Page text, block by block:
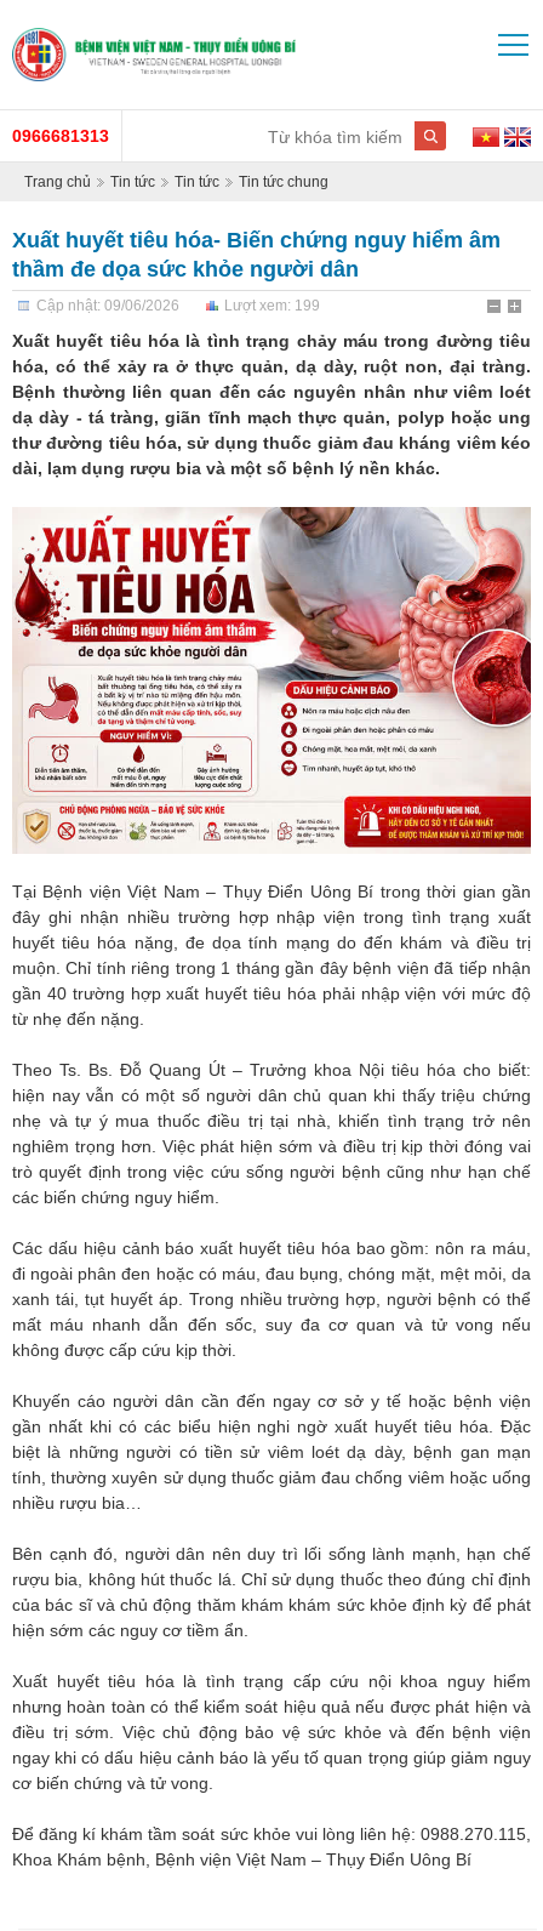
0966681313
Trang chủ Tin tức Tin tức Tin tức chung
Xuất huyết tiêu hóa- Biến chứng nguy hiểm âm
thầm đe dọa sức khỏe người dân
Cập nhật: 09/06/2026 Lượt xem: 199
Xuất huyết tiêu hóa là tình trạng chảy máu trong đường tiêu
hóa, có thể xảy ra ở thực quản, dạ dày, ruột non, đại tràng.
Bệnh thường liên quan đến các nguyên nhân như viêm loét
dạ dày - tá tràng, giãn tĩnh mạch thực quản, polyp hoặc ung
thư đường tiêu hóa, sử dụng thuốc giảm đau kháng viêm kéo
dài, lạm dụng rượu bia và một số bệnh lý nền khác.
Tại Bệnh viện Việt Nam – Thụy Điển Uông Bí trong thời gian gần
đây ghi nhận nhiều trường hợp nhập viện trong tình trạng xuất
huyết tiêu hóa nặng, đe dọa tính mạng do đến khám và điều trị
muộn. Chỉ tính riêng trong 1 tháng gần đây bệnh viện đã tiếp nhận
gần 40 trường hợp xuất huyết tiêu hóa phải nhập viện với mức độ
từ nhẹ đến nặng.
Theo Ts. Bs. Đỗ Quang Út – Trưởng khoa Nội tiêu hóa cho biết:
hiện nay vẫn có một số người dân chủ quan khi thấy triệu chứng
nhẹ và tự ý mua thuốc điều trị tại nhà, khiến tình trạng trở nên
nghiêm trọng hơn. Việc phát hiện sớm và điều trị kịp thời đóng vai
trò quyết định trong việc cứu sống người bệnh cũng như hạn chế
các biến chứng nguy hiểm.
Các dấu hiệu cảnh báo xuất huyết tiêu hóa bao gồm: nôn ra máu,
đi ngoài phân đen hoặc có máu, đau bụng, chóng mặt, mệt mỏi, da
xanh tái, tụt huyết áp. Trong nhiều trường hợp, người bệnh có thể
mất máu nhanh dẫn đến sốc, suy đa cơ quan và tử vong nếu
không được cấp cứu kịp thời.
Khuyến cáo người dân cần đến ngay cơ sở y tế hoặc bệnh viện
gần nhất khi có các biểu hiện nghi ngờ xuất huyết tiêu hóa. Đặc
biệt là những người có tiền sử viêm loét dạ dày, bệnh gan mạn
tính, thường xuyên sử dụng thuốc giảm đau chống viêm hoặc uống
nhiều rượu bia…
Bên cạnh đó, người dân nên duy trì lối sống lành mạnh, hạn chế
rượu bia, không hút thuốc lá. Chỉ sử dụng thuốc theo đúng chỉ định
của bác sĩ và chủ động thăm khám khám sức khỏe định kỳ để phát
hiện sớm các nguy cơ tiềm ẩn.
Xuất huyết tiêu hóa là tình trạng cấp cứu nội khoa nguy hiểm
nhưng hoàn toàn có thể kiểm soát hiệu quả nếu được phát hiện và
điều trị sớm. Việc chủ động bảo vệ sức khỏe và đến bệnh viện
ngay khi có dấu hiệu cảnh báo là yếu tố quan trọng giúp giảm nguy
cơ biến chứng và tử vong.
Để đăng kí khám tầm soát sức khỏe vui lòng liên hệ: 0988.270.115,
Khoa Khám bệnh, Bệnh viện Việt Nam – Thụy Điển Uông Bí